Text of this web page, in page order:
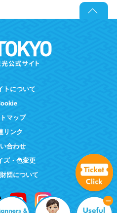
トについて
マップ
リンク
合わせ
ズ・色変更
団について